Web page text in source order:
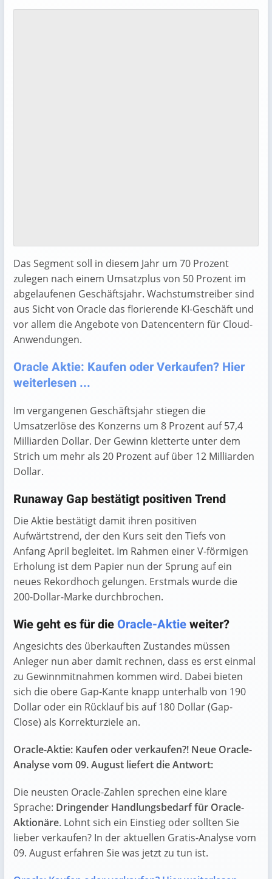
Das Segment soll in diesem Jahr um 70 Prozent
zulegen nach einem Umsatzplus von 50 Prozent im
abgelaufenen Geschäftsjahr. Wachstumstreiber sind
aus Sicht von Oracle das florierende KI-Geschäft und
vor allem die Angebote von Datencentern für Cloud-
Anwendungen.
Oracle Aktie: Kaufen oder Verkaufen? Hier
weiterlesen ...
Im vergangenen Geschäftsjahr stiegen die
Umsatzerlöse des Konzerns um 8 Prozent auf 57,4
Milliarden Dollar. Der Gewinn kletterte unter dem
Strich um mehr als 20 Prozent auf über 12 Milliarden
Dollar.
Runaway Gap bestätigt positiven Trend
Die Aktie bestätigt damit ihren positiven
Aufwärtstrend, der den Kurs seit den Tiefs von
Anfang April begleitet. Im Rahmen einer V-förmigen
Erholung ist dem Papier nun der Sprung auf ein
neues Rekordhoch gelungen. Erstmals wurde die
200-Dollar-Marke durchbrochen.
Wie geht es für dieOracle-Aktieweiter?
Angesichts des überkauften Zustandes müssen
Anleger nun aber damit rechnen, dass es erst einmal
zu Gewinnmitnahmen kommen wird. Dabei bieten
sich die obere Gap-Kante knapp unterhalb von 190
Dollar oder ein Rücklauf bis auf 180 Dollar (Gap-
Close) als Korrekturziele an.
Oracle-Aktie: Kaufen oder verkaufen?! Neue Oracle-
Analyse vom 09. August liefert die Antwort:
Die neusten Oracle-Zahlen sprechen eine klare
Sprache: Dringender Handlungsbedarf für Oracle-
Aktionäre. Lohnt sich ein Einstieg oder sollten Sie
lieber verkaufen? In der aktuellen Gratis-Analyse vom
09. August erfahren Sie was jetzt zu tun ist.